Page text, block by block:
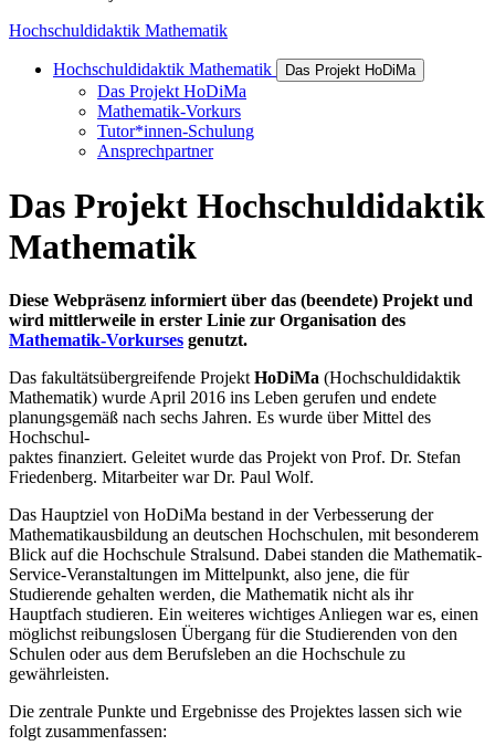
Hochschuldidaktik Mathematik
Hochschuldidaktik Mathematik Das Projekt HoDiMa
Das Projekt HoDiMa
Mathematik-Vorkurs
Tutor*innen-Schulung
Ansprechpartner
Das Pro­jekt Hoch­schuld­i­dak­tik
Ma­the­ma­tik
Diese Webpräsenz informiert über das (beendete) Projekt und
wird mittlerweile in erster Linie zur Organisation des
Mathematik-Vorkurses genutzt.
Das fakultätsübergreifende Projekt HoDiMa (Hochschuldidaktik
Mathematik) wurde April 2016 ins Leben gerufen und endete
planungsgemäß nach sechs Jahren. Es wurde über Mittel des
Hochschul-
paktes finanziert. Geleitet wurde das Projekt von Prof. Dr. Stefan
Friedenberg. Mitarbeiter war Dr. Paul Wolf.
Das Hauptziel von HoDiMa bestand in der Verbesserung der
Mathematikausbildung an deutschen Hochschulen, mit besonderem
Blick auf die Hochschule Stralsund. Dabei standen die Mathematik-
Service-Veranstaltungen im Mittelpunkt, also jene, die für
Studierende gehalten werden, die Mathematik nicht als ihr
Hauptfach studieren. Ein weiteres wichtiges Anliegen war es, einen
möglichst reibungslosen Übergang für die Studierenden von den
Schulen oder aus dem Berufsleben an die Hochschule zu
gewährleisten.
Die zentrale Punkte und Ergebnisse des Projektes lassen sich wie
folgt zusammenfassen: